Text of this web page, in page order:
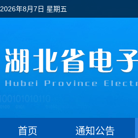
2026年8月7日 星期五
首页 通知公告